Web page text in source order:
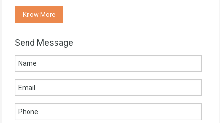
Know More
Send Message